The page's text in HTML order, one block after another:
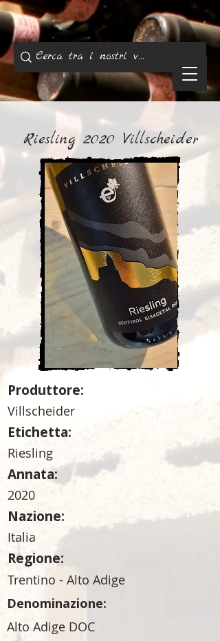
Riesling 2020 Villscheider
Produttore:
Villscheider
Etichetta:
Riesling
Annata:
2020
Nazione:
Italia
Regione:
Trentino - Alto Adige
Denominazione:
Alto Adige DOC